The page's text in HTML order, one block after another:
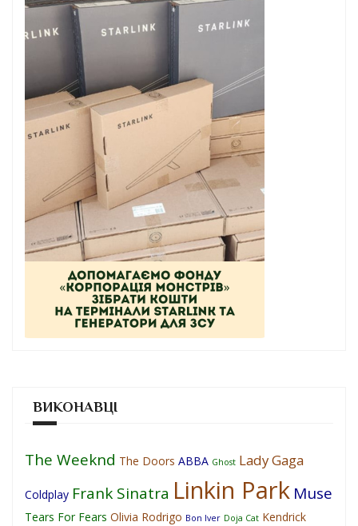
ВИКОНАВЦІ
The Weeknd The Doors ABBA Ghost Lady Gaga
Coldplay Frank Sinatra Linkin Park Muse
Tears For Fears Olivia Rodrigo Bon Iver Doja Cat Kendrick